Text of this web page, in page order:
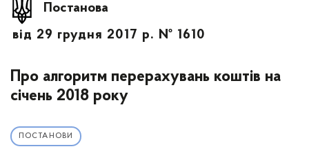
Постанова
від 29 грудня 2017 р. № 1610
Про алгоритм перерахувань коштів на
січень 2018 року
ПОСТАНОВИ